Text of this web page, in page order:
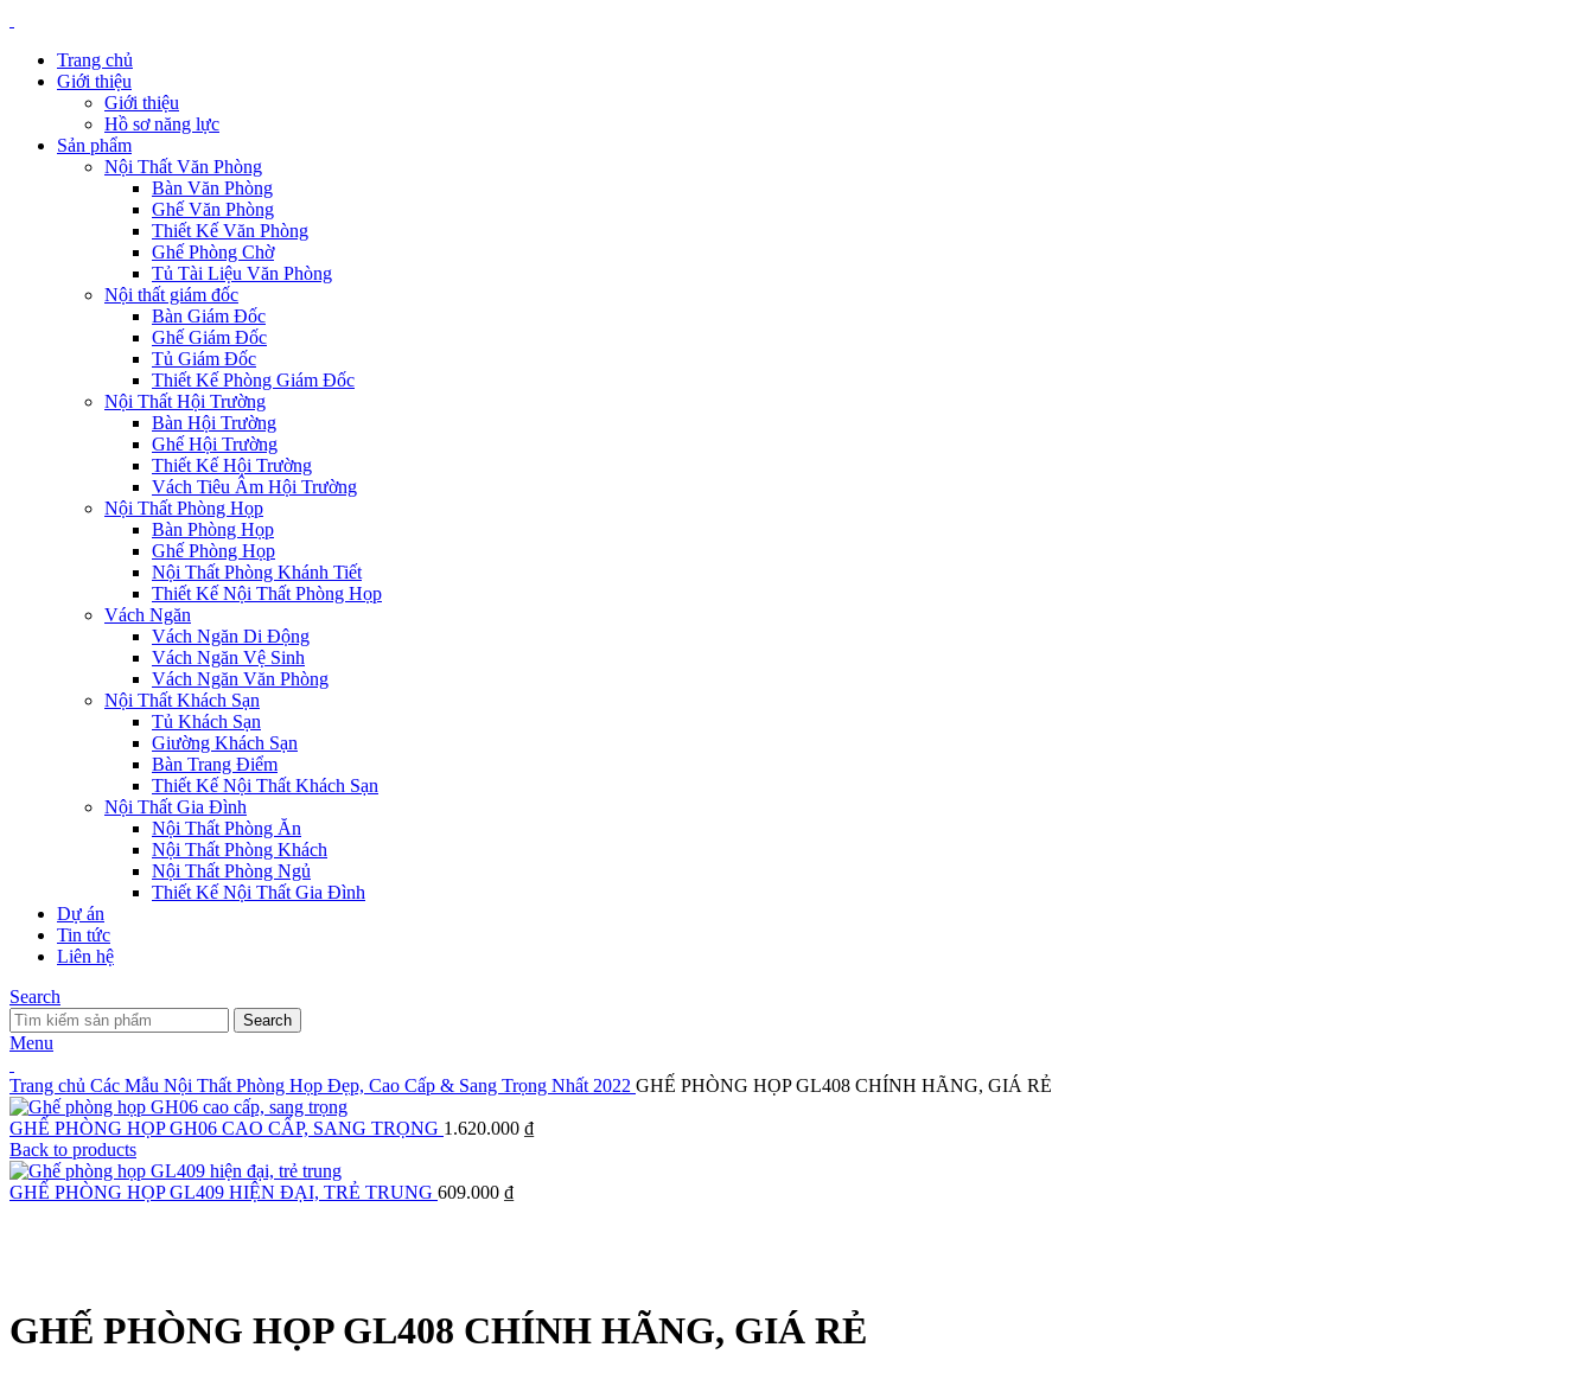
Trang chủ
Giới thiệu
Giới thiệu
Hồ sơ năng lực
Sản phẩm
Nội Thất Văn Phòng
Bàn Văn Phòng
Ghế Văn Phòng
Thiết Kế Văn Phòng
Ghế Phòng Chờ
Tủ Tài Liệu Văn Phòng
Nội thất giám đốc
Bàn Giám Đốc
Ghế Giám Đốc
Tủ Giám Đốc
Thiết Kế Phòng Giám Đốc
Nội Thất Hội Trường
Bàn Hội Trường
Ghế Hội Trường
Thiết Kế Hội Trường
Vách Tiêu Âm Hội Trường
Nội Thất Phòng Họp
Bàn Phòng Họp
Ghế Phòng Họp
Nội Thất Phòng Khánh Tiết
Thiết Kế Nội Thất Phòng Họp
Vách Ngăn
Vách Ngăn Di Động
Vách Ngăn Vệ Sinh
Vách Ngăn Văn Phòng
Nội Thất Khách Sạn
Tủ Khách Sạn
Giường Khách Sạn
Bàn Trang Điểm
Thiết Kế Nội Thất Khách Sạn
Nội Thất Gia Đình
Nội Thất Phòng Ăn
Nội Thất Phòng Khách
Nội Thất Phòng Ngủ
Thiết Kế Nội Thất Gia Đình
Dự án
Tin tức
Liên hệ
Search
Search
Menu
Trang chủ Các Mẫu Nội Thất Phòng Họp Đẹp, Cao Cấp & Sang Trọng Nhất 2022 GHẾ PHÒNG HỌP GL408 CHÍNH HÃNG, GIÁ RẺ
GHẾ PHÒNG HỌP GH06 CAO CẤP, SANG TRỌNG 1.620.000 ₫
Back to products
GHẾ PHÒNG HỌP GL409 HIỆN ĐẠI, TRẺ TRUNG 609.000 ₫
GHẾ PHÒNG HỌP GL408 CHÍNH HÃNG, GIÁ RẺ